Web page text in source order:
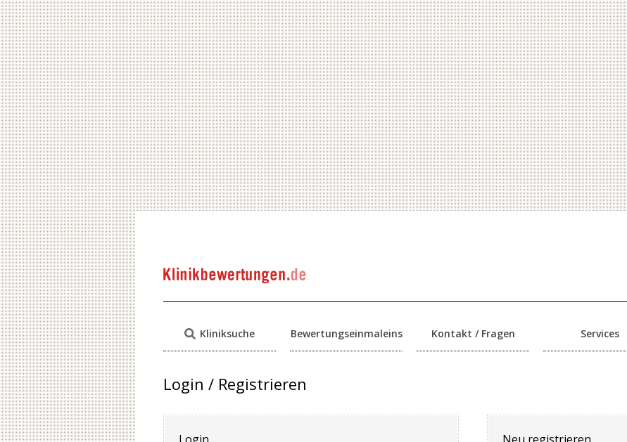
Kliniksuche Bewertungseinmaleins Kontakt / Fragen Services
Login / Registrieren